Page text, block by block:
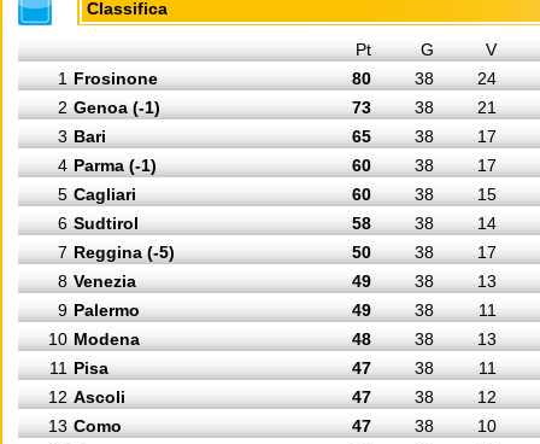
Classifica
Pt G
V
1 Frosinone 80 38
24
2 Genoa (-1) 73 38
21
3 Bari 65 38
17
4 Parma (-1) 60 38
17
5 Cagliari 60 38
15
6 Sudtirol 58 38
14
7 Reggina (-5) 50 38
17
8 Venezia 49 38
13
9 Palermo 49 38
11
10 Modena 48 38
13
11 Pisa 47 38
11
12 Ascoli 47 38
12
13 Como 47 38
10